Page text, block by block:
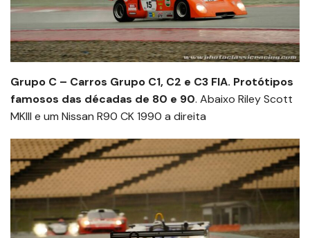
Grupo C – Carros Grupo C1, C2 e C3 FIA. Protótipos
famosos das décadas de 80 e 90. Abaixo Riley Scott
MKIII e um Nissan R90 CK 1990 a direita